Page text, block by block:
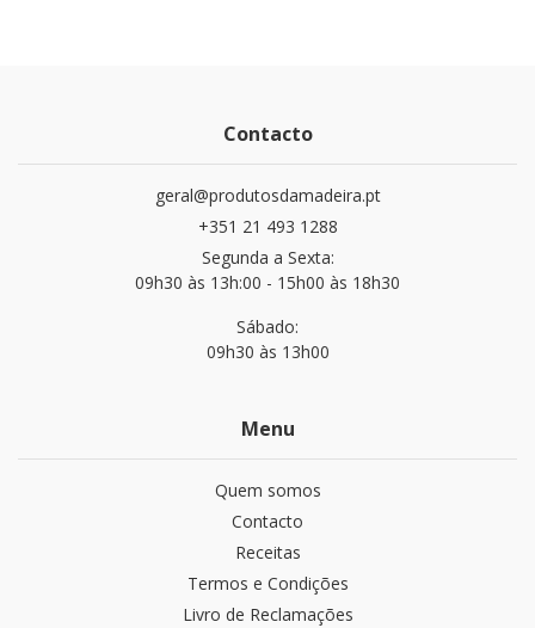
Contacto
geral@produtosdamadeira.pt
+351 21 493 1288
Segunda a Sexta:
09h30 às 13h:00 - 15h00 às 18h30
Sábado:
09h30 às 13h00
Menu
Quem somos
Contacto
Receitas
Termos e Condições
Livro de Reclamações